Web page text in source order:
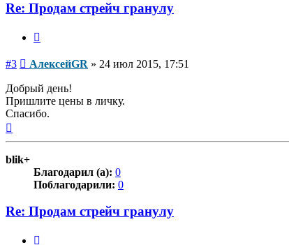
Re: Продам стрейч гранулу
#3 Сообщение
АлексейGR » 24 июл 2015, 17:51
Добрый день!
Пришлите цены в личку.
Спасибо.
blik+
Благодарил (а): 0
Поблагодарили: 0
Re: Продам стрейч гранулу